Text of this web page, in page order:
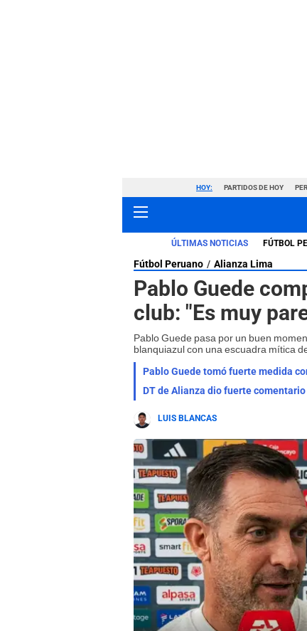
HOY: PARTIDOS DE HOY
ÚLTIMAS NOTICIAS FÚTBOL
Fútbol Peruano Alianza Lima
Pablo Guede
club: "Es muy
Pablo Guede pasa por un buen
blanquiazul con una escuadra mítica
Pablo Guede tomó fuerte medida
DT de Alianza dio fuerte
LUIS BLANCAS